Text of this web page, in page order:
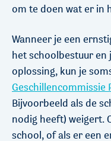
om te doen wat er in
Wanneer je een
het schoolbestuur
oplossing, kun je
Geschillencommissie
Bijvoorbeeld als de
nodig heeft) weigert.
school, of als er een